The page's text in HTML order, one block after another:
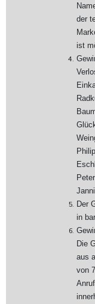
der
ist
Der
in
Die
aus
von